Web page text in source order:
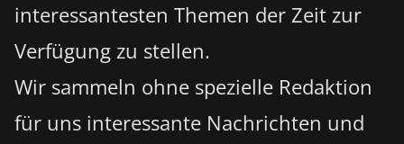
interessantesten Themen der Zeit zur
Verfügung zu stellen.
Wir sammeln ohne spezielle Redaktion
für uns interessante Nachrichten und